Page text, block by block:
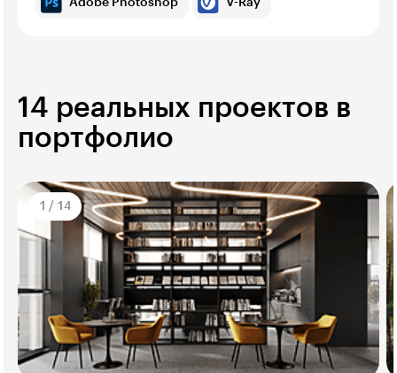
Adobe Photoshop V-Ray
14 реальных проектов в
портфолио
1 / 14